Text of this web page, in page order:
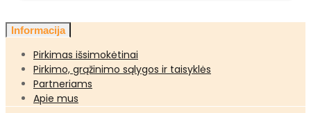
Informacija
Pirkimas išsimokėtinai
Pirkimo, grąžinimo sąlygos ir taisyklės
Partneriams
Apie mus